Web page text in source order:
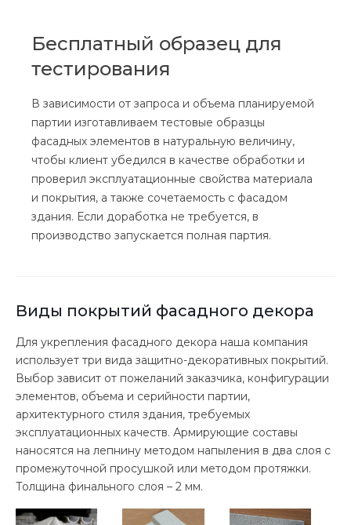
Бесплатный образец для
тестирования
В зависимости от запроса и объема планируемой
партии изготавливаем тестовые образцы
фасадных элементов в натуральную величину,
чтобы клиент убедился в качестве обработки и
проверил эксплуатационные свойства материала
и покрытия, а также сочетаемость с фасадом
здания. Если доработка не требуется, в
производство запускается полная партия.
Виды покрытий фасадного декора
Для укрепления фасадного декора наша компания
использует три вида защитно-декоративных покрытий.
Выбор зависит от пожеланий заказчика, конфигурации
элементов, объема и серийности партии,
архитектурного стиля здания, требуемых
эксплуатационных качеств. Армирующие составы
наносятся на лепнину методом напыления в два слоя с
промежуточной просушкой или методом протяжки.
Толщина финального слоя – 2 мм.